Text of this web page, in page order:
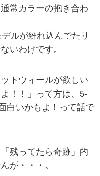
常カラーの抱き合わ
ルが紛れ込んでたり
いわけです。
トウィールが欲しい
！！」って方は、5-
白いかもよ！って話で
残ってたら奇跡」的
が・・・。